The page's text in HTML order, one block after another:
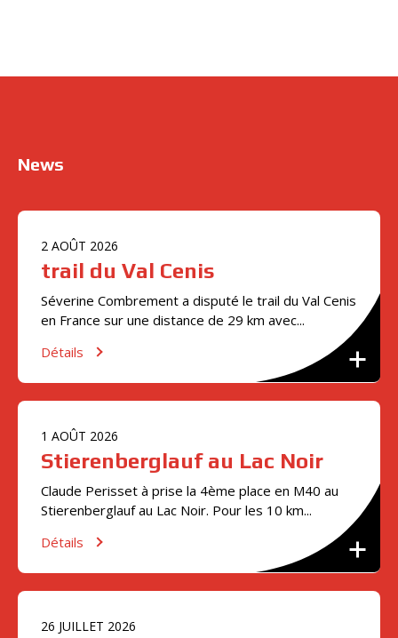
News
2 AOÛT 2026
trail du Val Cenis
Séverine Combrement a disputé le trail du Val Cenis
en France sur une distance de 29 km avec...
Détails
1 AOÛT 2026
Stierenberglauf au Lac Noir
Claude Perisset à prise la 4ème place en M40 au
Stierenberglauf au Lac Noir. Pour les 10 km...
Détails
26 JUILLET 2026